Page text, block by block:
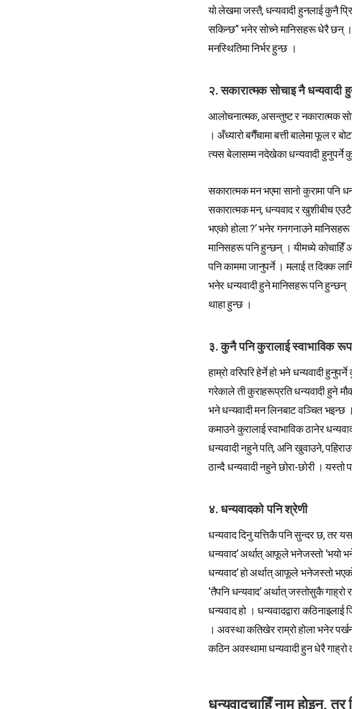
यो लेखमा जस्तै, धन्यवादी हुनलाई कुनै
सकिन्छ” भनेर सोच्ने मानिसहरू धेरै छन्
मनस्थितिमा निर्भर हुन्छ ।
२. सकारात्मक सोचाइ नै धन्यवादी
आलोचनात्मक, असन्तुष्ट र नकारात्मक
। अँध्यारो बगैँचामा बत्ती बालेमा फूल र
त्यस बेलासम्म नदेखेका धन्यवादी
सकारात्मक मन भएमा सानो कुरामा पनि
सकारात्मक मन, धन्यवाद र खुशीबीच
भएको होला ?’ भनेर गनगनाउने
मानिसहरू पनि हुन्छन् । यीमध्ये कोचाहिँ
पनि काममा जानुपर्ने । मलाई त दिक्क
भनेर धन्यवादी हुने मानिसहरू पनि
थाहा हुन्छ ।
३. कुनै पनि कुरालाई स्वाभाविक
हाम्रो वरिपरि हेर्ने हो भने धन्यवादी
गरेकाले ती कुराहरूप्रति धन्यवादी हुने
भने धन्यवादी मन लिनबाट वञ्चित भइन्छ
कमाउने कुरालाई स्वाभाविक ठानेर
धन्यवादी नहुने पति, अनि खुवाउने,
ठान्दै धन्यवादी नहुने छोरा-छोरी ।
४. धन्यवादको पनि श्रेणी
धन्यवाद दिनु यत्तिकै पनि सुन्दर छ, तर
धन्यवाद’ अर्थात् आफूले भनेजस्तो ‘भयो
धन्यवाद’ हो अर्थात् आफूले भनेजस्तो
‘तैपनि धन्यवाद’ अर्थात् जस्तोसुकै
धन्यवाद हो । धन्यवादद्वारा
। अवस्था कतिखेर राम्रो होला भनेर
कठिन अवस्थामा धन्यवादी हुन धेरै
धन्यवादचाहिँ नाम होइन, तर